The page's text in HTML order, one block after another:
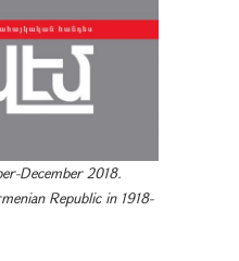
December 2018.
Republic in 1918-